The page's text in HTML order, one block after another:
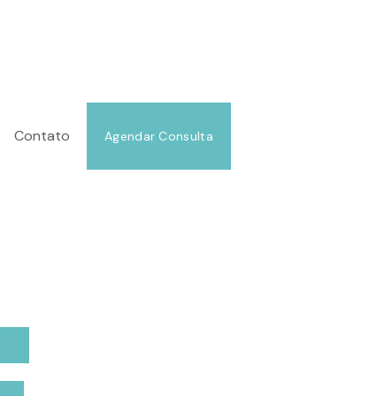
Contato Agendar Consulta